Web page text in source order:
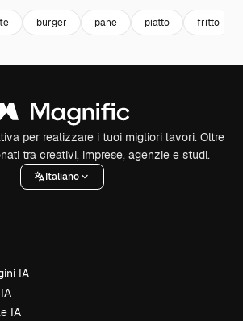
burger pane piatto fritto
per realizzare i tuoi migliori lavori. Oltre
tra creativi, imprese, agenzie e studi.
Italiano
IA
IA